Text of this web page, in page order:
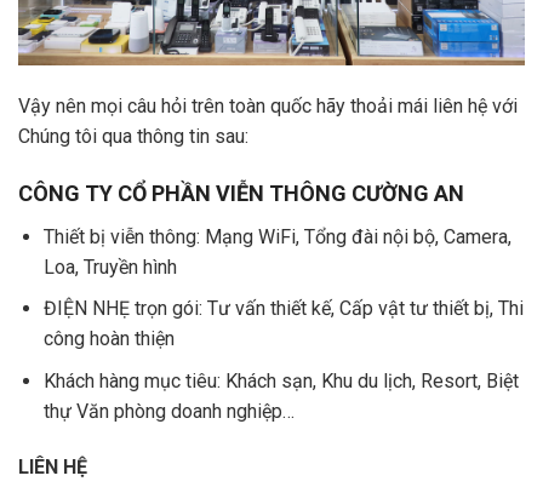
Vậy nên mọi câu hỏi trên toàn quốc hãy thoải mái liên hệ với
Chúng tôi qua thông tin sau:
CÔNG TY CỔ PHẦN VIỄN THÔNG CƯỜNG AN
Thiết bị viễn thông: Mạng WiFi, Tổng đài nội bộ, Camera,
Loa, Truyền hình
ĐIỆN NHẸ trọn gói: Tư vấn thiết kế, Cấp vật tư thiết bị, Thi
công hoàn thiện
Khách hàng mục tiêu: Khách sạn, Khu du lịch, Resort, Biệt
thự Văn phòng doanh nghiệp…
LIÊN HỆ